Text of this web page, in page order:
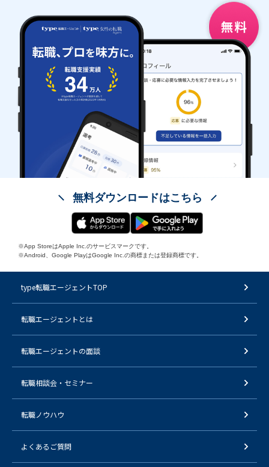
無料ダウンロードはこちら
※App StoreはApple Inc.のサービスマークです。
※Android、Google PlayはGoogle Inc.の商標または登録商標です。
type転職エージェントTOP
転職エージェントとは
転職エージェントの面談
転職相談会・セミナー
転職ノウハウ
よくあるご質問